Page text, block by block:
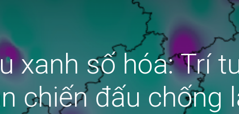
xanh số hóa: Trí
chiến đấu chống